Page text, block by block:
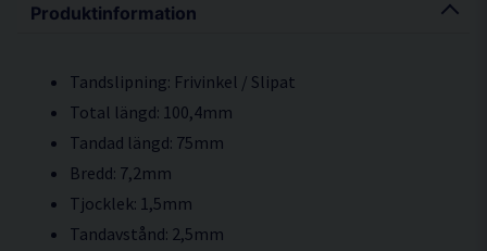
Produktinformation
Tandslipning: Frivinkel / Slipat
Total längd: 100,4mm
Tandad längd: 75mm
Bredd: 7,2mm
Tjocklek: 1,5mm
Tandavstånd: 2,5mm